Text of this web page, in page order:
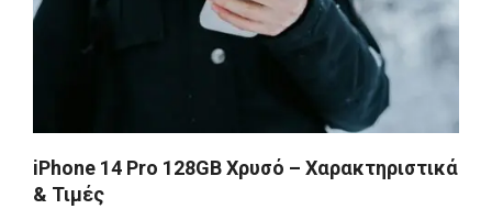
iPhone 14 Pro 128GB Χρυσό – Χαρακτηριστικά
& Τιμές